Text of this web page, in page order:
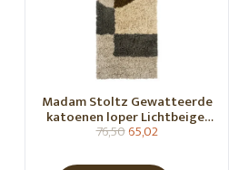
Madam Stoltz Gewatteerde
katoenen loper Lichtbeige,
gebroken wit, grijs, groen
76,5065,02